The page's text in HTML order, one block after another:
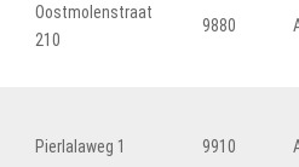
Oostmolenstraat
210
9880
Pierlalaweg 1 9910